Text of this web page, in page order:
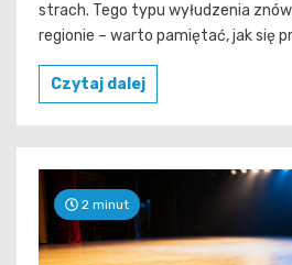
strach. Tego typu wyłudzenia
regionie – warto pamiętać, jak się
Czytaj dalej
2 minut